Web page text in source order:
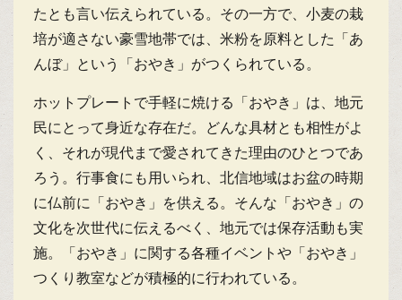
たとも言い伝えられている。その一方で、小麦の栽
培が適さない豪雪地帯では、米粉を原料とした「あ
んぼ」という「おやき」がつくられている。
ホットプレートで手軽に焼ける「おやき」は、地元
民にとって身近な存在だ。どんな具材とも相性がよ
く、それが現代まで愛されてきた理由のひとつであ
ろう。行事食にも用いられ、北信地域はお盆の時期
に仏前に「おやき」を供える。そんな「おやき」の
文化を次世代に伝えるべく、地元では保存活動も実
施。「おやき」に関する各種イベントや「おやき」
つくり教室などが積極的に行われている。